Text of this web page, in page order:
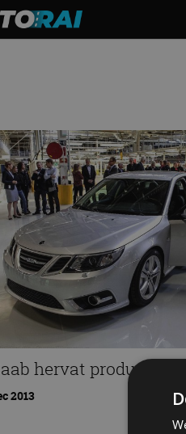
hervat productie in
2013